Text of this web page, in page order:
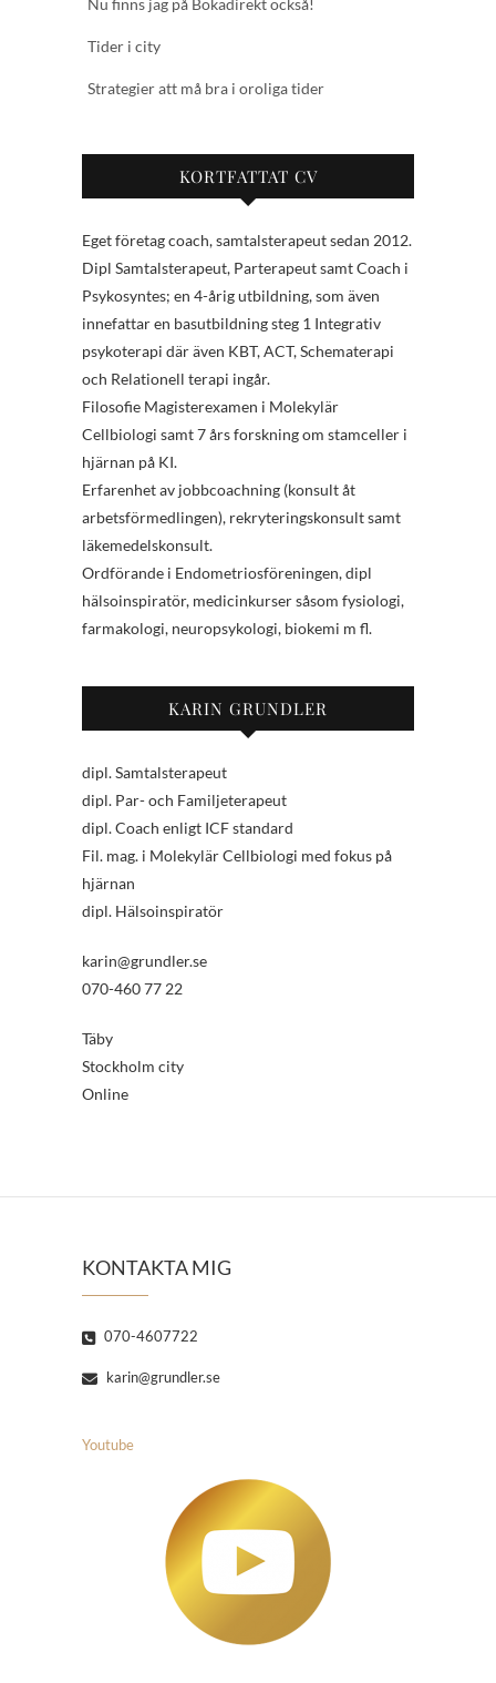
Nu finns jag på Bokadirekt också!
Tider i city
Strategier att må bra i oroliga tider
KORTFATTAT CV
Eget företag coach, samtalsterapeut sedan 2012.
Dipl Samtalsterapeut, Parterapeut samt Coach i
Psykosyntes; en 4-årig utbildning, som även
innefattar en basutbildning steg 1 Integrativ
psykoterapi där även KBT, ACT, Schematerapi
och Relationell terapi ingår.
Filosofie Magisterexamen i Molekylär
Cellbiologi samt 7 års forskning om stamceller i
hjärnan på KI.
Erfarenhet av jobbcoachning (konsult åt
arbetsförmedlingen), rekryteringskonsult samt
läkemedelskonsult.
Ordförande i Endometriosföreningen, dipl
hälsoinspiratör, medicinkurser såsom fysiologi,
farmakologi, neuropsykologi, biokemi m fl.
KARIN GRUNDLER
dipl. Samtalsterapeut
dipl. Par- och Familjeterapeut
dipl. Coach enligt ICF standard
Fil. mag. i Molekylär Cellbiologi med fokus på
hjärnan
dipl. Hälsoinspiratör
karin@grundler.se
070-460 77 22
Täby
Stockholm city
Online
KONTAKTA MIG
070-4607722
karin@grundler.se
Youtube